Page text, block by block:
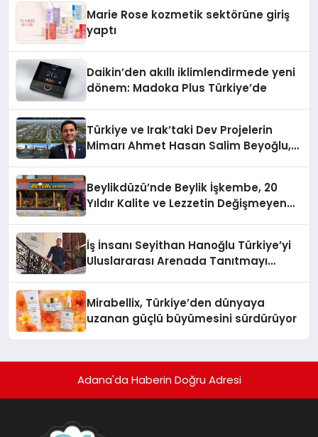
Marie Rose kozmetik sektörüne giriş
yaptı
Daikin’den akıllı iklimlendirmede yeni
dönem: Madoka Plus Türkiye’de
Türkiye ve Irak’taki Dev Projelerin
Mimarı Ahmet Hasan Salim Beyoğlu,
Hayata Geçirecek
Beylikdüzü’nde Beylik İşkembe, 20
Yıldır Kalite ve Lezzetin Değişmeyen
İş İnsanı Seyithan Hanoğlu Türkiye’yi
Uluslararası Arenada Tanıtmayı
Mirabellix, Türkiye’den dünyaya
uzanan güçlü büyümesini sürdürüyor
Adana'da Haberin Doğru Adresi